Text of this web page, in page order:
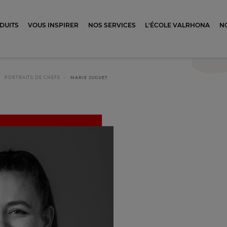
VOUS INSPIRER NOS SERVICES L'ÉCOLE VALRHONA
PORTRAITS DE CHEFS MARIE JUGUET